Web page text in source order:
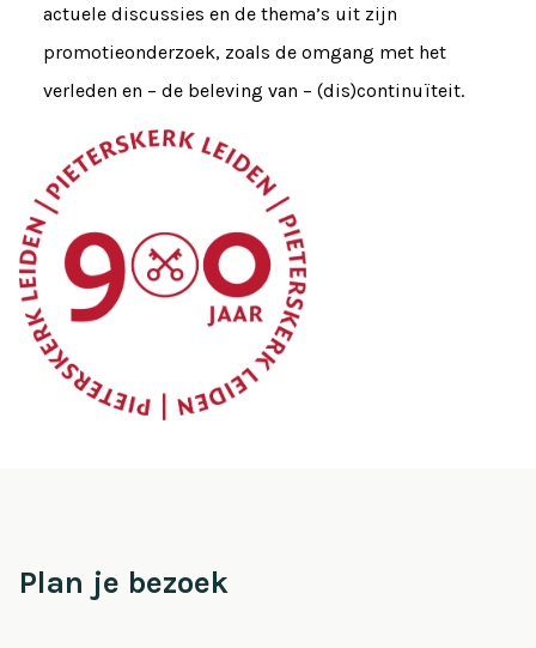
actuele discussies en de thema’s uit zijn
promotieonderzoek, zoals de omgang met het
verleden en – de beleving van – (dis)continuïteit.
Plan je bezoek